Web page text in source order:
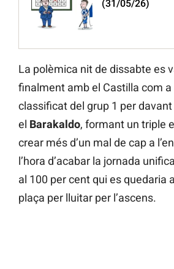
(31/05/26)
La polèmica nit de dissabte es
finalment amb el Castilla com a
classificat del grup 1 per davant
el Barakaldo, formant un triple
crear més d’un mal de cap a
l’hora d’acabar la jornada
al 100 per cent qui es quedaria
plaça per lluitar per l’ascens.